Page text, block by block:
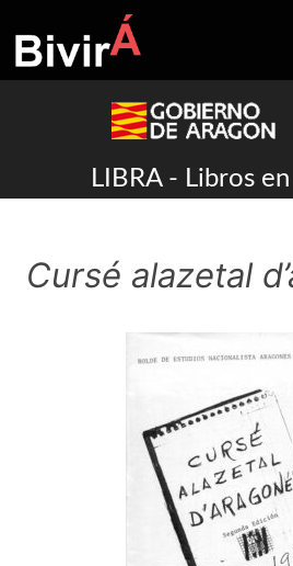
to
content
LIBRA - Libros
Cursé alazetal